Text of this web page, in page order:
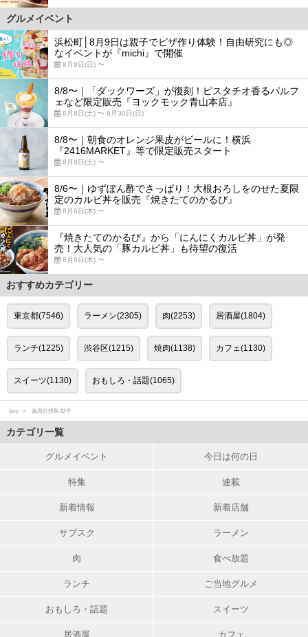
グルメイベント
浜松町│8月9日は親子でピザ作り体験！自由研究にも◎
なイベントが『michi』で開催
8月9日(日) 〜
8/8〜｜「ダックワーズ」が復刻！ピスタチオ香るパルフ
ェなど限定販売『ヨックモック青山本店』
8月8日(土) 〜 8月30日(日)
8/8〜｜朝食のオレンジ果皮がビールに！横浜
『2416MARKET』等で限定販売スタート
8月8日(土) 〜
8/6〜｜ゆずぽん酢でさっぱり！大根おろしをのせた夏限
定のカルビ丼を販売『焼きたてのかるび』
8月6日(木) 〜
『焼きたてのかるび』から「にんにくカルビ丼」が発
売！大人気の「豚カルビ丼」も待望の復活
8月6日(木) 〜
おすすめカテゴリー
東京都(7546) ラーメン(2305) 肉(2253) 居酒屋(1804)
ランチ(1225) 渋谷区(1215) 焼肉(1138) カフェ(1130)
スイーツ(1130) おもしろ・話題(1065)
favy 真面目焼鳥 助平
カテゴリ一覧
グルメイベント 今日は何の日
特集 連載
新着情報 新着店舗
サブスク ラーメン
肉 食べ放題
ランチ ご当地グルメ
おもしろ・話題 スイーツ
居酒屋 カフェ